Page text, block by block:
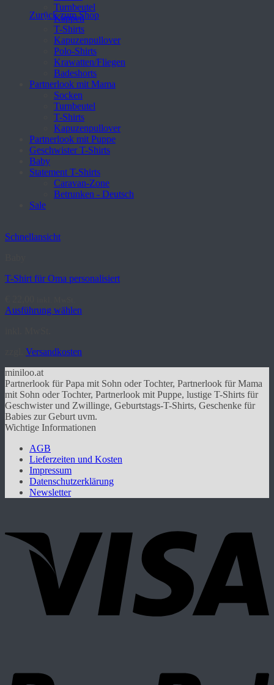
Zurück zum Shop
Turnbeutel
Kappen
T-Shirts
Kapuzenpullover
Polo-Shirts
Krawatten/Fliegen
Badeshorts
Partnerlook mit Mama
Socken
Turnbeutel
T-Shirts
Kapuzenpullover
Partnerlook mit Puppe
Geschwister T-Shirts
Baby
Statement T-Shirts
Caravan-Zone
Betrunken - Deutsch
Sale
Schnellansicht
T-Shirt für Oma personalisiert
Ausführung wählen
mehrere
auf.
Die
Optionen
können
auf
der
gewählt
werden
Versandkosten
miniloo.at
Partnerlook für Papa mit Sohn oder Tochter, Partnerlook für Mama
mit Sohn oder Tochter, Partnerlook mit Puppe, lustige T-Shirts für
Geschwister und Zwillinge, Geburtstags-T-Shirts, Geschenke für
Babies zur Geburt uvm.
Wichtige Informationen
AGB
Lieferzeiten und Kosten
Impressum
Datenschutzerklärung
Newsletter